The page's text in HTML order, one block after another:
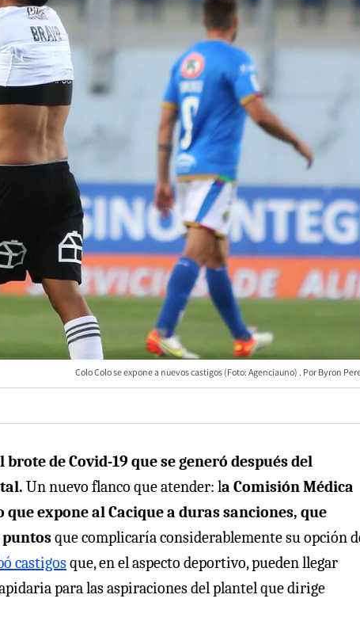
Colo Colo se expone a nuevos castigos (Foto: Agenciauno) Byron
de Covid-19 que se generó después del
Un nuevo flanco que atender: la Comisión Médica
expone al Cacique a duras sanciones, que
que complicaría considerablemente su opción
castigosque, en el aspecto deportivo, pueden llegar
para las aspiraciones del plantel que dirige